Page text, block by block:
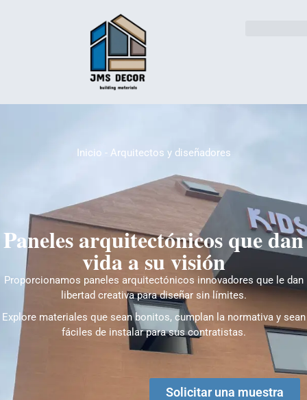
Inicio - Arquitectos y diseñadores
Paneles arquitectónicos que dan
vida a su visión
Proporcionamos paneles arquitectónicos innovadores que le dan
libertad creativa para diseñar sin límites.
Explore materiales que sean bonitos, cumplan la normativa y sean
fáciles de instalar para sus contratistas.
Solicitar una muestra